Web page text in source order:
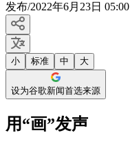
发布/2022年6月23日 05:00
小 标准 中 大
设为谷歌新闻首选来源
用“画”发声